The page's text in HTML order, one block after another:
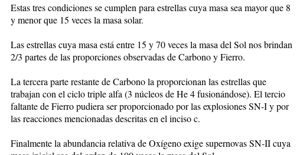
Estas tres condiciones se cumplen para estrellas cuya masa sea mayor que 8
y menor que 15 veces la masa solar.
Las estrellas cuya masa está entre 15 y 70 veces la masa del Sol nos brindan
2/3 partes de las proporciones observadas de Carbono y Fierro.
La tercera parte restante de Carbono la proporcionan las estrellas que
trabajan con el ciclo triple alfa (3 núcleos de He 4 fusionándose). El tercio
faltante de Fierro pudiera ser proporcionado por las explosiones SN-I y por
las reacciones mencionadas descritas en el inciso c.
Finalmente la abundancia relativa de Oxígeno exige supernovas SN-II cuya